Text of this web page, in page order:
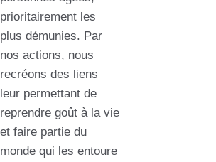
prioritairement les
plus démunies. Par
nos actions, nous
recréons des liens
leur permettant de
reprendre goût à la vie
et faire partie du
monde qui les entoure